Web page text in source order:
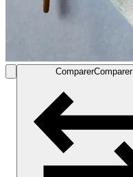
ComparerComparer